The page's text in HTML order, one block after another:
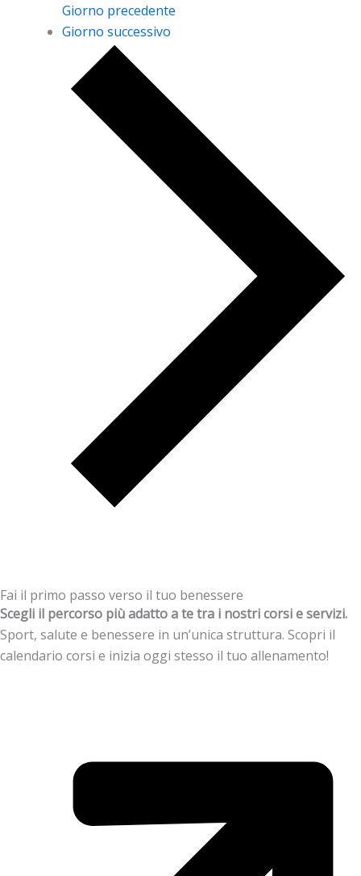
Giorno precedente
Giorno successivo
Fai il primo passo verso il tuo benessere
Scegli il percorso più adatto a te tra i nostri corsi e servizi.
Sport, salute e benessere in un’unica struttura. Scopri il
calendario corsi e inizia oggi stesso il tuo allenamento!